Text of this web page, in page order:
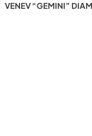
VENEV “GEMINI”